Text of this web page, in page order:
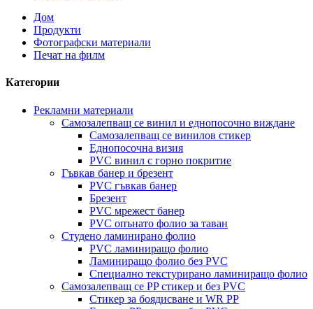
Дом
Продукти
Фотографски материали
Печат на филм
Категории
Рекламни материали
Самозалепващ се винил и еднопосочно виждане
Самозалепващ се винилов стикер
Еднопосочна визия
PVC винил с горно покритие
Гъвкав банер и брезент
PVC гъвкав банер
Брезент
PVC мрежест банер
PVC опънато фолио за таван
Студено ламинирано фолио
PVC ламиниращо фолио
Ламиниращо фолио без PVC
Специално текстурирано ламиниращо фолио
Самозалепващ се PP стикер и без PVC
Стикер за боядисване и WR PP